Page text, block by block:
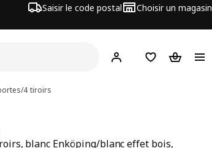
Saisir le code postal Choisir un magasin
Mon compteFavorisPanier
4 tiroirs
blanc Enköping/blanc effet bois,